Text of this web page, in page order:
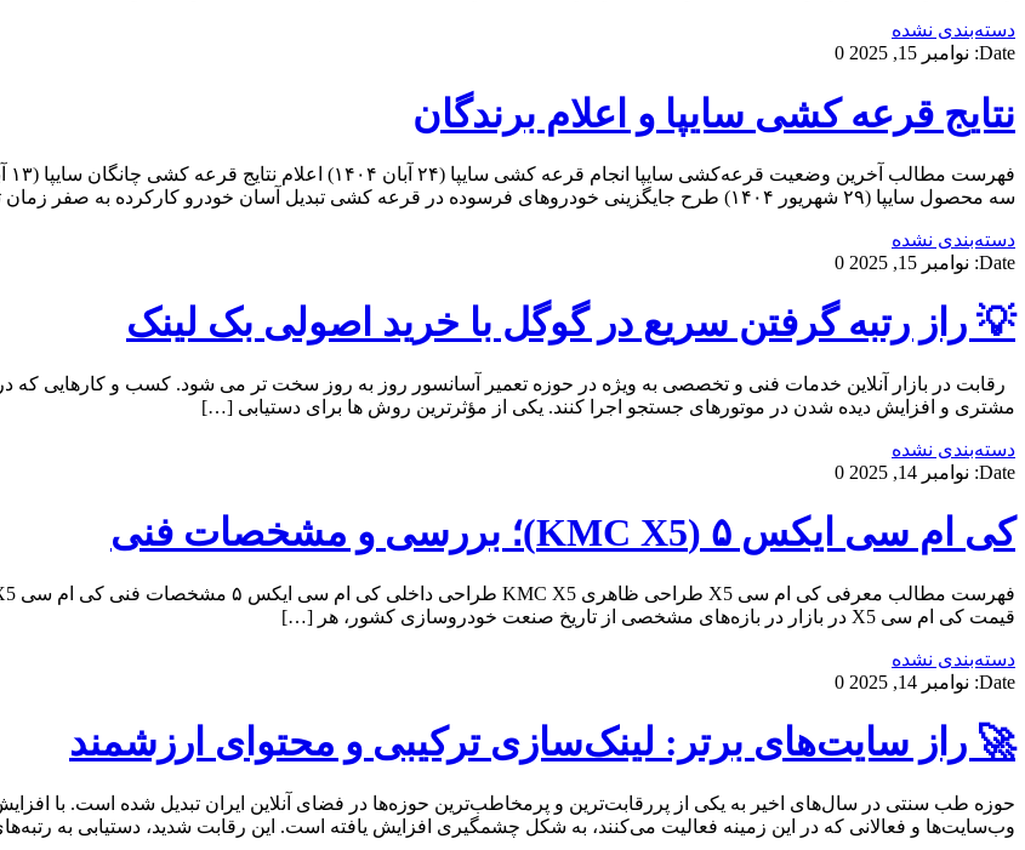
دسته‌بندی نشده
Date: نوامبر 15, 2025 0
نتایج قرعه کشی سایپا و اعلام برندگان
سه محصول سایپا (۲۹ شهریور ۱۴۰۴) طرح جایگزینی خودروهای فرسوده در قرعه کشی تبدیل آسان خودرو کارکرده به صفر زمان تحویل […]
دسته‌بندی نشده
Date: نوامبر 15, 2025 0
💡 راز رتبه‌ گرفتن سریع در گوگل با خرید اصولی بک لینک
رقابت در بازار آنلاین خدمات فنی و تخصصی به ویژه در حوزه تعمیر آسانسور روز به روز سخت تر می شود. کسب و کارهایی که در
مشتری و افزایش دیده شدن در موتورهای جستجو اجرا کنند. یکی از مؤثرترین روش ها برای دستیابی […]
دسته‌بندی نشده
Date: نوامبر 14, 2025 0
کی ام سی ایکس ۵ (KMC X5)؛ بررسی و مشخصات فنی
قیمت کی ام سی X5 در بازار در بازه‌های مشخصی از تاریخ صنعت خودروسازی کشور، هر […]
دسته‌بندی نشده
Date: نوامبر 14, 2025 0
🚀 راز سایت‌های برتر: لینک‌سازی ترکیبی و محتوای ارزشمند
حوزه طب سنتی در سال‌های اخیر به یکی از پررقابت‌ترین و پرمخاطب‌ترین حوزه‌ها در فضای آنلاین ایران تبدیل شده است. با
وب‌سایت‌ها و فعالانی که در این زمینه فعالیت می‌کنند، به شکل چشمگیری افزایش یافته است. این رقابت شدید، دستیابی به